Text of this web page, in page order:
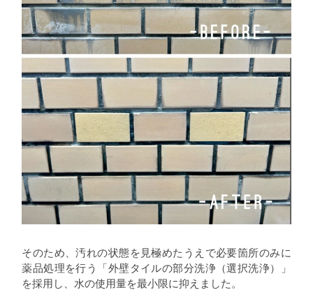
そのため、汚れの状態を見極めたうえで必要箇所のみに
薬品処理を行う「外壁タイルの部分洗浄（選択洗浄）」
を採用し、水の使用量を最小限に抑えました。